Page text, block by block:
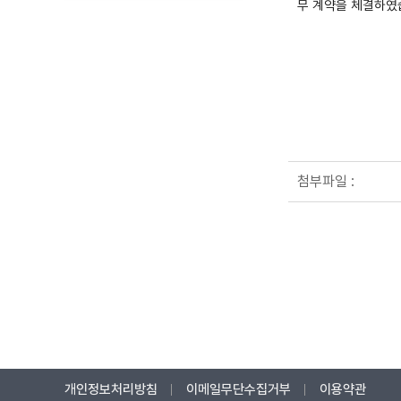
무 계약을 체결하였
첨부파일 :
개인정보처리방침 이메일무단수집거부 이용약관